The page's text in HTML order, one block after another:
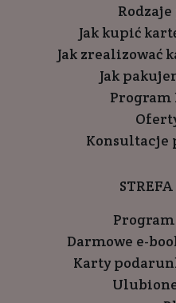
Jak kupić
Jak zrealizować
Jak
Program
Konsultacje
Darmowe e-
Karty